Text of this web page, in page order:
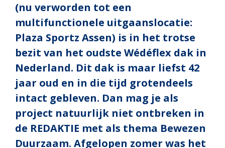
(nu verworden tot een
multifunctionele uitgaanslocatie:
Plaza Sportz Assen) is in het trotse
bezit van het oudste Wédéflex dak in
Nederland. Dit dak is maar liefst 42
jaar oud en in die tijd grotendeels
intact gebleven. Dan mag je als
project natuurlijk niet ontbreken in
de REDAKTIE met als thema Bewezen
Duurzaam. Afgelopen zomer was het